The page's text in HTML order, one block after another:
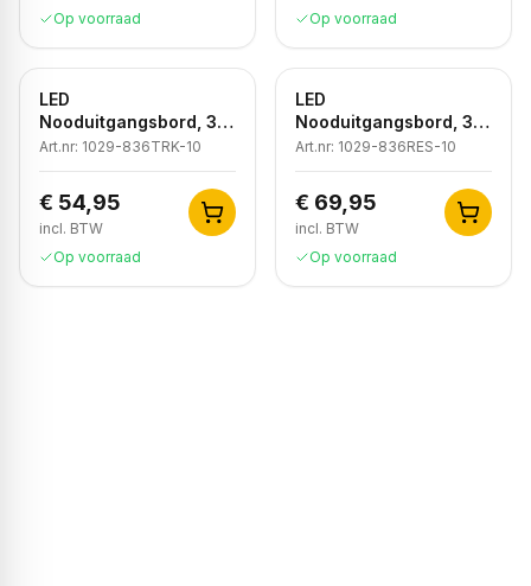
Op voorraad
Op voorraad
LED
Nooduitgangsbord, 3H,
IP20, Wit
Art.nr: 1029-836TRK-10
€ 54,95
incl. BTW
Op voorraad
LED
Nooduitgangsbord, 3H,
IP20, Wit
Art.nr: 1029-836RES-10
€ 69,95
incl. BTW
Op voorraad